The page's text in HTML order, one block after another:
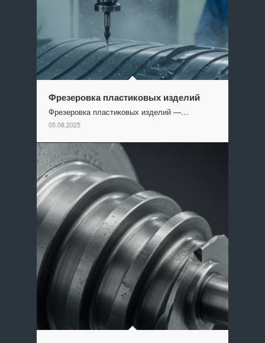
Фрезеровка пластиковых изделий
Фрезеровка пластиковых изделий —…
05.08.2025